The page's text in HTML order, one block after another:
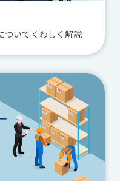
ついてくわしく解説